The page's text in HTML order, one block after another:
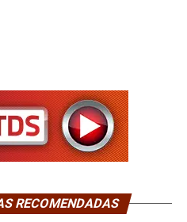
RECOMENDADAS